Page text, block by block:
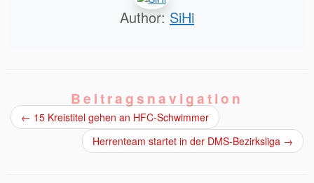
Author: SiHi
Beitragsnavigation
← 15 Kreistitel gehen an HFC-Schwimmer
Herrenteam startet in der DMS-Bezirksliga →